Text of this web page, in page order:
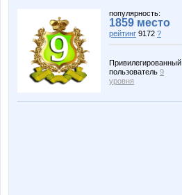
популярность:
1859 место
рейтинг 9172 ?
Привилегированный
пользователь 9
уровня